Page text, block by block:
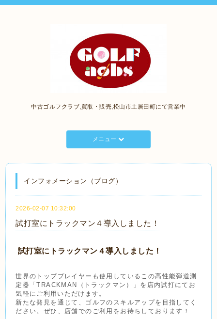
中古ゴルフクラブ,買取・販売,松山市土居田町にて営業中
メニュー
インフォメーション（ブログ）
2026-02-07 10:32:00
試打室にトラックマン４導入しました！
試打室にトラックマン４導入しました！
世界のトッププレイヤーも使用しているこの高性能弾道測
定器「TRACKMAN（トラックマン）」を 店内試打にてお
気軽にご利用いただけます。
新たな発見を通じて、ゴルフのスキルアップを目指してく
ださい。ぜひ、店舗でのご利用をお待ちしております！